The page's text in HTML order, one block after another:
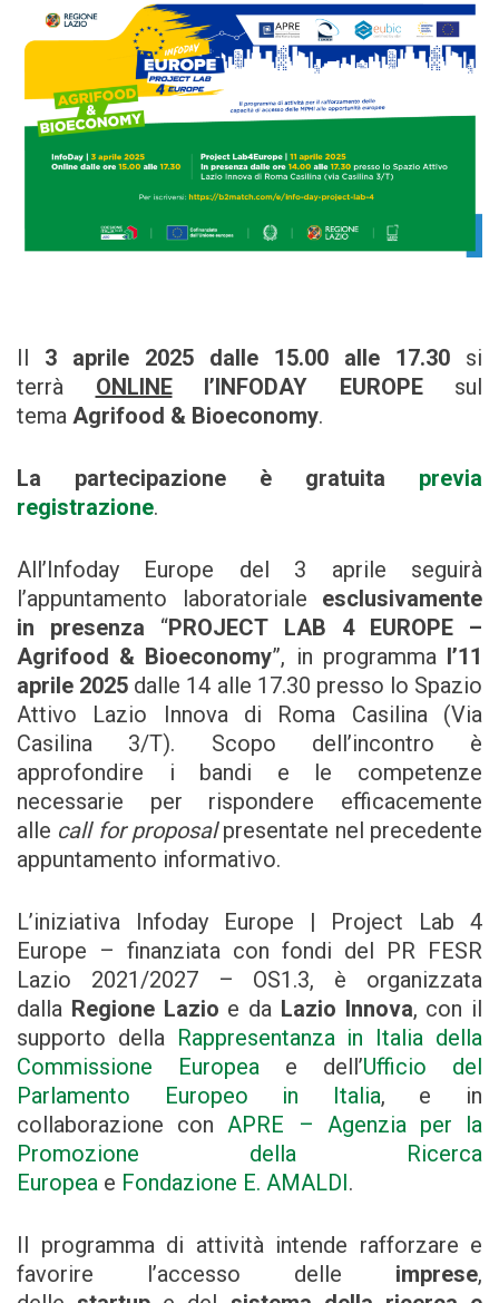
Il 3 aprile 2025 dalle 15.00 alle 17.30 si
terrà ONLINEl’INFODAY EUROPEsul
tema Agrifood & Bioeconomy.
La partecipazione è gratuita
previa
registrazione.
All’Infoday Europe del 3 aprile seguirà
l’appuntamento laboratoriale esclusivamente
in presenza “PROJECT LAB 4 EUROPE –
Agrifood & Bioeconomy”, in programma l’11
aprile 2025 dalle 14 alle 17.30 presso lo Spazio
Attivo Lazio Innova di Roma Casilina (Via
Casilina 3/T). Scopo dell’incontro è
approfondire i bandi e le competenze
necessarie per rispondere efficacemente
alle call for proposalpresentate nel precedente
appuntamento informativo.
L’iniziativa Infoday Europe | Project Lab 4
Europe – finanziata con fondi del PR FESR
Lazio 2021/2027 – OS1.3, è organizzata
dalla Regione Lazio e da Lazio Innova, con il
supporto della Rappresentanza in Italia della
Commissione Europea e dell’Ufficio del
Parlamento Europeo in Italia, e in
collaborazione conAPRE – Agenzia per la
Promozione della Ricerca
Europea e Fondazione E. AMALDI.
Il programma di attività intende rafforzare e
favorire l’accesso delle imprese,